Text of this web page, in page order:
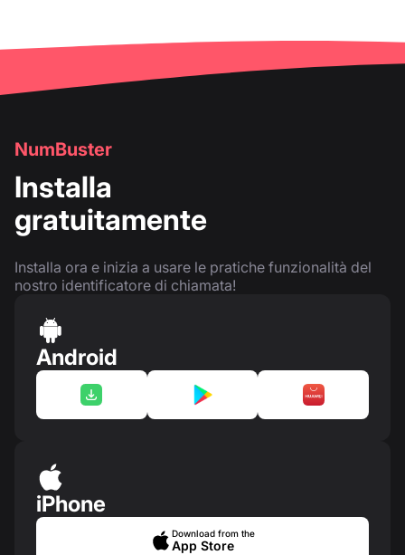
NumBuster
Installa
gratuitamente
Installa ora e inizia a usare le pratiche funzionalità del
nostro identificatore di chiamata!
Android
iPhone
Download from the
App Store